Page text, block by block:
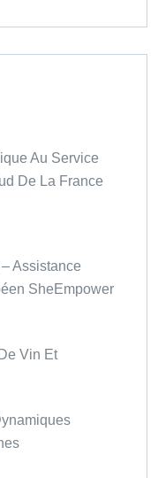
Au Service
De La France
Assistance
SheEmpower
Vin Et